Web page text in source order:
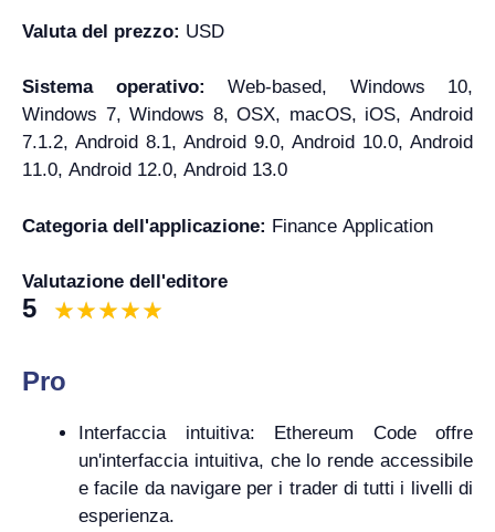
Valuta del prezzo: USD
Sistema operativo: Web-based, Windows 10,
Windows 7, Windows 8, OSX, macOS, iOS, Android
7.1.2, Android 8.1, Android 9.0, Android 10.0, Android
11.0, Android 12.0, Android 13.0
Categoria dell'applicazione: Finance Application
Valutazione dell'editore
5
Pro
Interfaccia intuitiva: Ethereum Code offre
un'interfaccia intuitiva, che lo rende accessibile
e facile da navigare per i trader di tutti i livelli di
esperienza.